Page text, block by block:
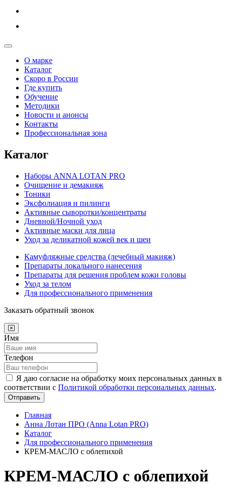
О марке
Каталог
Скоро в России
Где купить
Обучение
Методики
Новости и анонсы
Контакты
Профессиональная зона
Каталог
Наборы ANNA LOTAN PRO
Очищение и демакияж
Тоники
Эксфолиация и пилинги
Активные сыворотки/концентраты
Дневной/Ночной уход
Активные маски для лица
Уход за деликатной кожей век и шеи
Камуфляжные средства (лечебный макияж)
Препараты локального нанесения
Препараты для решения проблем кожи головы
Уход за телом
Для профессионального применения
Заказать обратный звонок
Имя
Телефон
Я даю согласие на обработку моих персональных данных в
соответствии с Политикой обработки персональных данных.
Отправить
Главная
Анна Лотан ПРО (Anna Lotan PRO)
Каталог
Для профессионального применения
КРЕМ-МАСЛО с облепихой
КРЕМ-МАСЛО с облепихой